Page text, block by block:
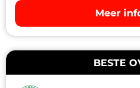
Meer
BESTE